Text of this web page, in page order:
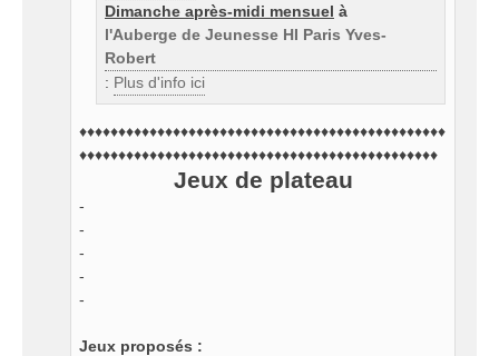
Dimanche après-midi mensuel à
l'Auberge de Jeunesse HI Paris Yves-
Robert
: Plus d'info ici
♦♦♦♦♦♦♦♦♦♦♦♦♦♦♦♦♦♦♦♦♦♦♦♦♦♦♦♦♦♦♦♦♦♦♦♦♦♦♦♦♦♦♦♦♦♦♦
♦♦♦♦♦♦♦♦♦♦♦♦♦♦♦♦♦♦♦♦♦♦♦♦♦♦♦♦♦♦♦♦♦♦♦♦♦♦♦♦♦♦♦♦♦♦
Jeux de plateau
-
-
-
-
-
Jeux proposés :